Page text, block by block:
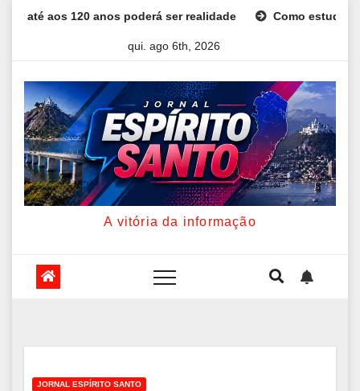
anos poderá ser realidade Como estudar para o
qui. ago 6th, 2026
A vitória da informação
JORNAL ESPÍRITO SANTO